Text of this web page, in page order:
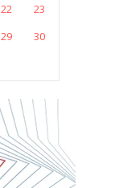
22
23
29
30